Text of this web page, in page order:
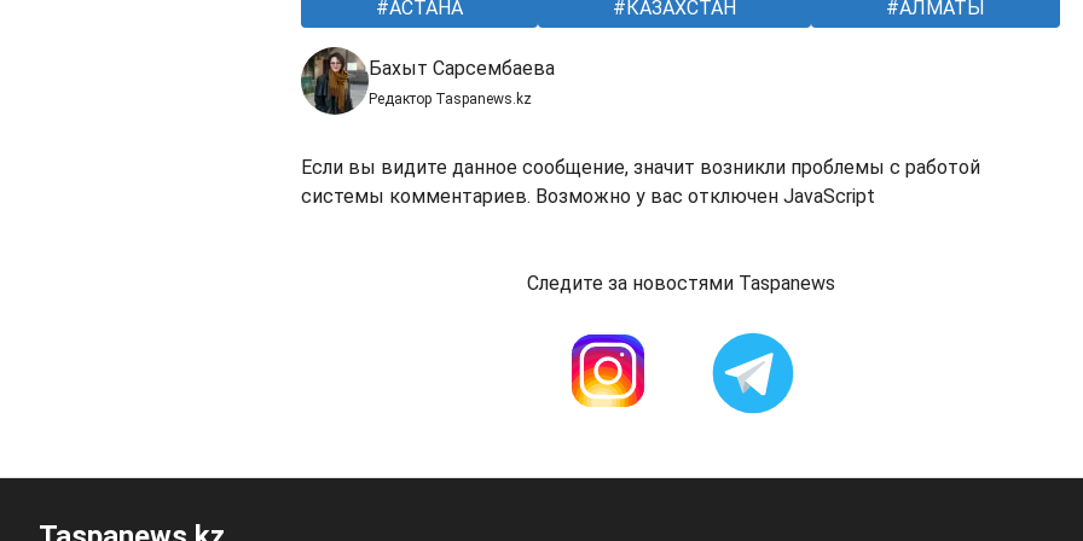
АСТАНА КАЗАХСТАН АЛМАТЫ
Бахыт Сарсембаева
Редактор Taspanews.kz
Если вы видите данное сообщение, значит возникли проблемы с работой
системы комментариев. Возможно у вас отключен JavaScript
Следите за новостями Taspanews